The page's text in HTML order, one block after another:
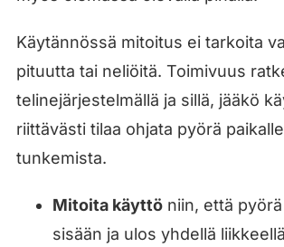
Käytännössä mitoitus ei tarkoita
pituutta tai neliöitä. Toimivuus
telinejärjestelmällä ja sillä, jääkö
riittävästi tilaa ohjata pyörä
tunkemista.
Mitoita käyttöniin, että pyörä
sisään ja ulos yhdellä